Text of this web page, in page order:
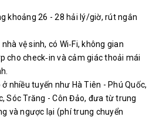
khoảng 26 - 28 hải lý/giờ, rút ngắn
vệ sinh, có Wi‑Fi, không gian
cho check‑in và cảm giác thoải mái
nhiều tuyến như Hà Tiên - Phú Quốc,
Sóc Trăng - Côn Đảo, đưa từ trung
và ngược lại (phí trung chuyển